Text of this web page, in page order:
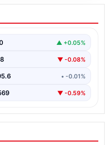
Nisan 2026: Altın
oldu?
▲ +0.05%
▼ -0.08%
• -0.01%
▼ -0.59%